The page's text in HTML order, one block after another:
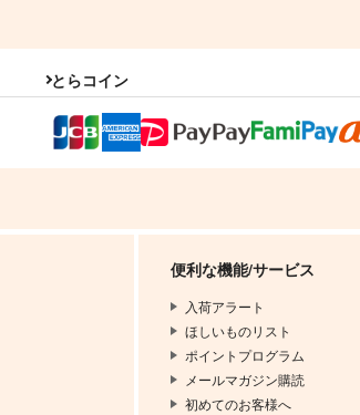
とらコイン
便利な機能/サービス
入荷アラート
ほしいものリスト
ポイントプログラム
メールマガジン購読
初めてのお客様へ